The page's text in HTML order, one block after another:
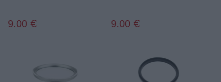
9.00 € 9.00 €